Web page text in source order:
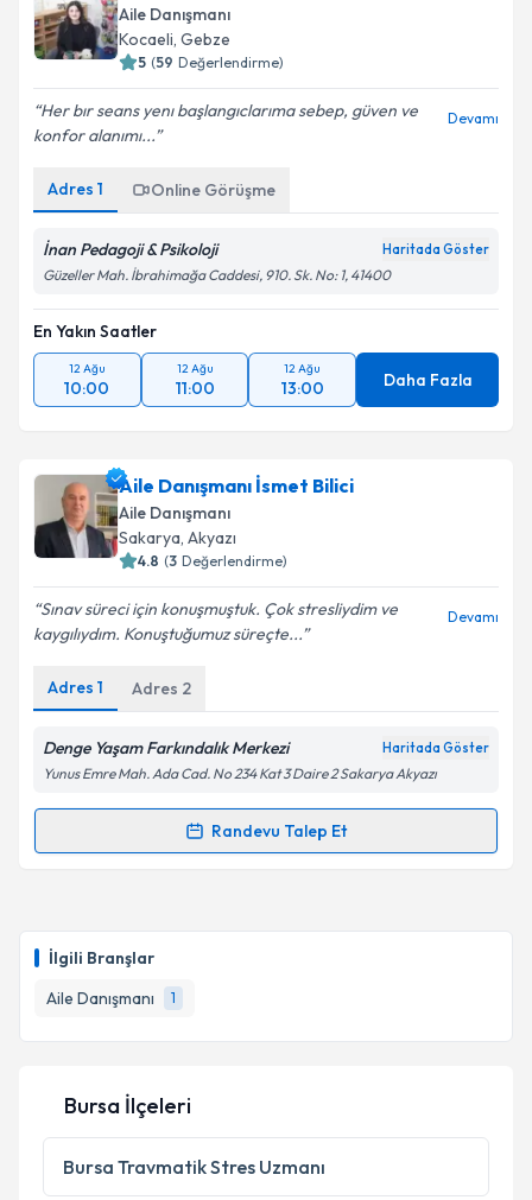
İlgili Branşlar
Aile Danışmanı
1
E-posta Adresiniz
Kişisel verilerimin işlenmesine ilişkin
kapsamda işlenmesini kabul ediyorum.
Takvim Talebini Gönder
Aile Danışmanı
Kocaeli, Gebze
5 (59 Değerlendirme)
Her bır seans yenı başlangıclarıma sebep, güven ve
konfor alanımı...
Devamı
Adres 1 Online Görüşme
İnan Pedagoji & Psikoloji Haritada Göster
Güzeller Mah. İbrahimağa Caddesi, 910. Sk. No: 1, 41400
En Yakın Saatler
12 Ağu
10:00
12 Ağu
11:00
12 Ağu
13:00 Daha Fazla
Aile Danışmanı İsmet Bilici
Aile Danışmanı
Sakarya, Akyazı
4.8 (3 Değerlendirme)
Sınav süreci için konuşmuştuk. Çok stresliydim ve
kaygılıydım. Konuştuğumuz süreçte...
Devamı
Adres 1 Adres 2
Denge Yaşam Farkındalık Merkezi Haritada Göster
Yunus Emre Mah. Ada Cad. No 234 Kat 3 Daire 2 Sakarya Akyazı
Randevu Talep Et
Randevu Takvimi Talebi
için bir takvim hazırlandığında e-posta ile
bilgilendireceğiz.
E-posta Adresiniz
Kişisel verilerimin işlenmesine ilişkin
Metni 'ni okudum ve kişisel verilerimin belirtilen
Bursa İlçeleri
Bursa Travmatik Stres Uzmanı